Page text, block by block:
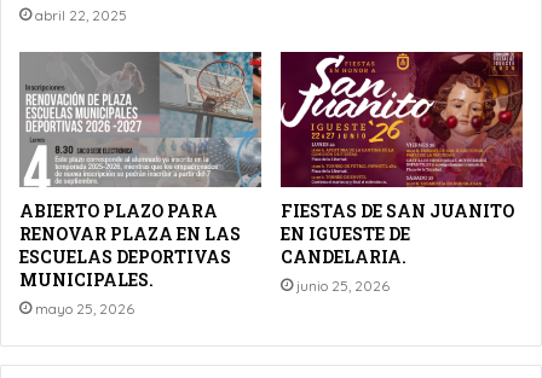
abril 22, 2025
ABIERTO PLAZO PARA
RENOVAR PLAZA EN LAS
ESCUELAS DEPORTIVAS
MUNICIPALES.
mayo 25, 2026
FIESTAS DE SAN JUANITO
EN IGUESTE DE
CANDELARIA.
junio 25, 2026